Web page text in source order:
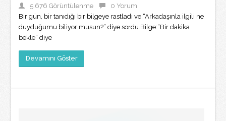
5.676 Görüntülenme
0 Yorum
Bir gün, bir tanıdığı bir bilgeye rastladı ve:“Arkadaşınla ilgili ne
duyduğumu biliyor musun?” diye sordu.Bilge:“Bir dakika
bekle” diye
Devamını Göster